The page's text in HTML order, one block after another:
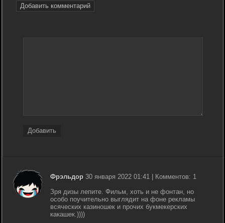
Добавить комментарий
Добавить
Фрэльдор 30 января 2022 01:41 | Комментов: 1
Зря дизы лепите. Фильм, хоть и не фонтан, но
особо поучительно выглядит на фоне рекламы
всяческих казиношек и прочих букмекерских
какашек.))))